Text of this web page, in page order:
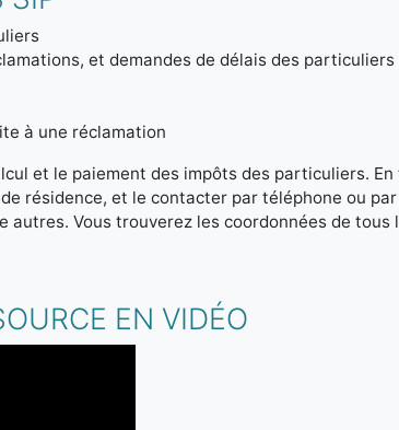
et demandes de délais des particuliers
à une réclamation
et le paiement des impôts des particuliers.
résidence, et le contacter par téléphone ou
Vous trouverez les coordonnées de
EN VIDÉO